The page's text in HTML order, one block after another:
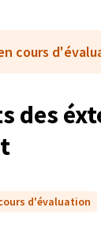
cours
des
d'évaluation